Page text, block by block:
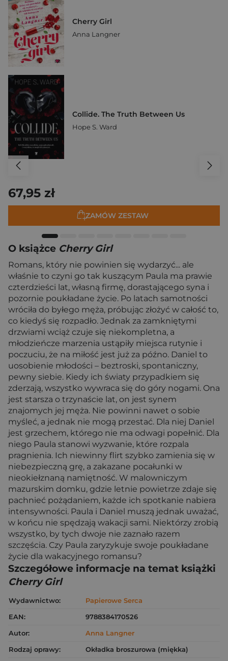
Cherry Girl
Anna Langner
Collide. The Truth Between Us
Hope S. Ward
67,95 zł
ZAMÓW ZESTAW
O książce Cherry Girl
Romans, który nie powinien się wydarzyć... ale
właśnie to czyni go tak kuszącym Paula ma prawie
czterdzieści lat, własną firmę, dorastającego syna i
pozornie poukładane życie. Po latach samotności
wróciła do byłego męża, próbując złożyć w całość to,
co kiedyś się rozpadło. Jednak za zamkniętymi
drzwiami wciąż czuje się niekompletna, a
młodzieńcze marzenia ustąpiły miejsca rutynie i
poczuciu, że na miłość jest już za późno. Daniel to
uosobienie młodości – beztroski, spontaniczny,
pewny siebie. Kiedy ich światy przypadkiem się
zderzają, wszystko wywraca się do góry nogami. Ona
jest starsza o trzynaście lat, on jest synem
znajomych jej męża. Nie powinni nawet o sobie
myśleć, a jednak nie mogą przestać. Dla niej Daniel
jest grzechem, którego nie ma odwagi popełnić. Dla
niego Paula stanowi wyzwanie, które rozpala
pragnienia. Ich niewinny flirt szybko zamienia się w
niebezpieczną grę, a zakazane pocałunki w
nieokiełznaną namiętność. W malowniczym
mazurskim domku, gdzie letnie powietrze zdaje się
pachnieć pożądaniem, każde ich spotkanie nabiera
intensywności. Paula i Daniel muszą jednak uważać,
w końcu nie spędzają wakacji sami. Niektórzy zrobią
wszystko, by tych dwoje nie zaznało razem
szczęścia. Czy Paula zaryzykuje swoje poukładane
życie dla wakacyjnego romansu?
Szczegółowe informacje na temat książki
Cherry Girl
Wydawnictwo:
Papierowe Serca
EAN:
9788384170526
Autor:
Anna Langner
Rodzaj oprawy:
Okładka broszurowa (miękka)